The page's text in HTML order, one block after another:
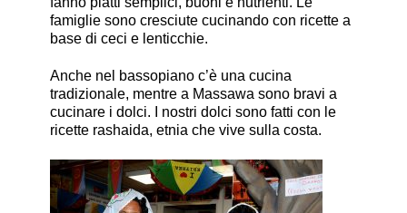
famiglie sono cresciute cucinando con ricette a
base di ceci e lenticchie.
Anche nel bassopiano c’è una cucina
tradizionale, mentre a Massawa sono bravi a
cucinare i dolci. I nostri dolci sono fatti con le
ricette rashaida, etnia che vive sulla costa.